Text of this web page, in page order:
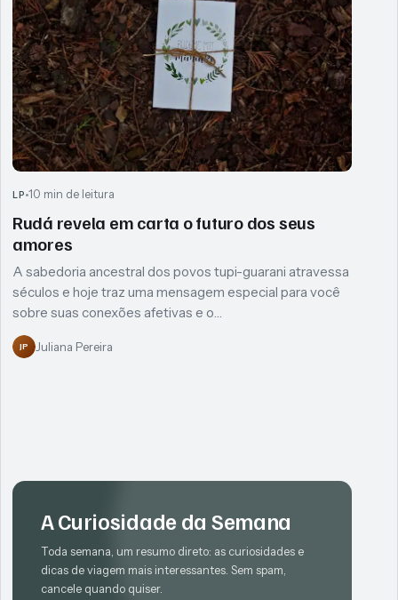
LP 10 min de leitura
Rudá revela em carta o futuro dos seus
amores
A sabedoria ancestral dos povos tupi-guarani atravessa
séculos e hoje traz uma mensagem especial para você
sobre suas conexões afetivas e o…
JP Juliana Pereira
A Curiosidade da Semana
Toda semana, um resumo direto: as curiosidades e
dicas de viagem mais interessantes. Sem spam,
cancele quando quiser.